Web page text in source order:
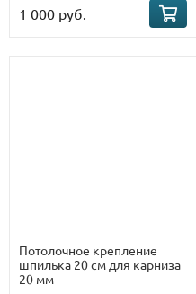
1 000 руб.
Потолочное крепление
шпилька 20 см для карниза
20 мм